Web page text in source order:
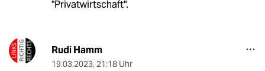
"Privatwirtschaft".
Rudi Hamm
19.03.2023, 21:18 Uhr